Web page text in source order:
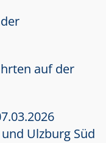
auf der
Ulzburg Süd